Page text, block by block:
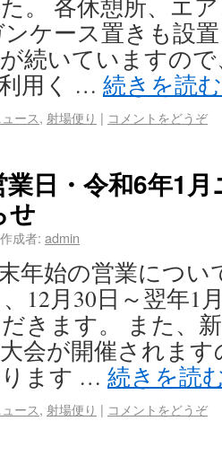
。 各休憩所、エ
ケース置きも設
続いていますの
用く … 続きを読
ース, 射場便り | コメントをどうぞ
日・令和6年1
せ
作成者: admin
年始の営業につ
12月30日～翌年1
きます。 また、
会が開催されま
ます … 続きを読
ース, 射場便り | コメントをどうぞ